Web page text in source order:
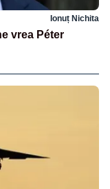
Ionuț Nichita
vrea Péter